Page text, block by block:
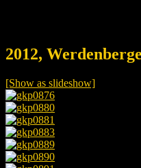
2012,
[Show as slideshow]